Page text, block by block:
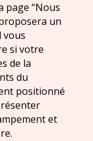
page “Nous
un
vous
si votre
de la
du
positionné
et